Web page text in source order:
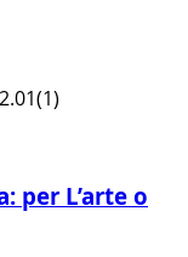
per L’arte o